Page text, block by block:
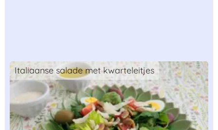
Italiaanse salade met kwarteleitjes